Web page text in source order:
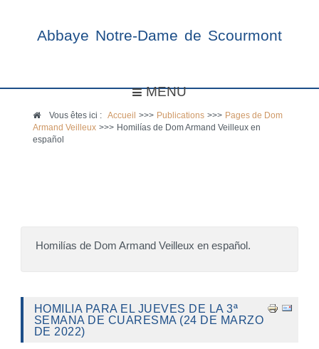
Abbaye Notre-Dame de Scourmont
MENU
Vous êtes ici :Accueil >>> Publications >>> Pages de Dom
Armand Veilleux >>> Homilías de Dom Armand Veilleux en
español
Homilías de Dom Armand Veilleux en español.
HOMILIA PARA EL JUEVES DE LA 3ª
SEMANA DE CUARESMA (24 DE MARZO
DE 2022)